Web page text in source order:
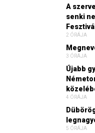
A
senki
2 ÓRÁJA
3 ÓRÁJA
Újabb
4 ÓRÁJA
5 ÓRÁJA